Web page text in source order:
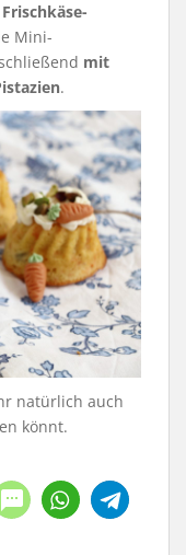
Frischkäse-
Mini-
mit
.
natürlich auch
könnt.